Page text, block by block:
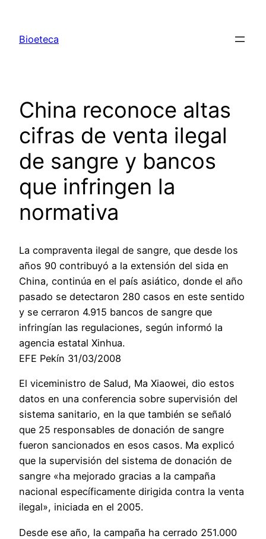
contenido
Bioeteca
China reconoce altas
cifras de venta ilegal
de sangre y bancos
que infringen la
normativa
La compraventa ilegal de sangre, que desde los
años 90 contribuyó a la extensión del sida en
China, continúa en el país asiático, donde el año
pasado se detectaron 280 casos en este sentido
y se cerraron 4.915 bancos de sangre que
infringían las regulaciones, según informó la
agencia estatal Xinhua.
EFE Pekín 31/03/2008
El viceministro de Salud, Ma Xiaowei, dio estos
datos en una conferencia sobre supervisión del
sistema sanitario, en la que también se señaló
que 25 responsables de donación de sangre
fueron sancionados en esos casos. Ma explicó
que la supervisión del sistema de donación de
sangre «ha mejorado gracias a la campaña
nacional específicamente dirigida contra la venta
ilegal», iniciada en el 2005.
Desde ese año, la campaña ha cerrado 251.000